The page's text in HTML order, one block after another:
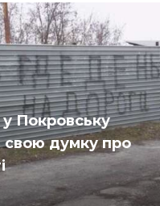
Покровську
думку про